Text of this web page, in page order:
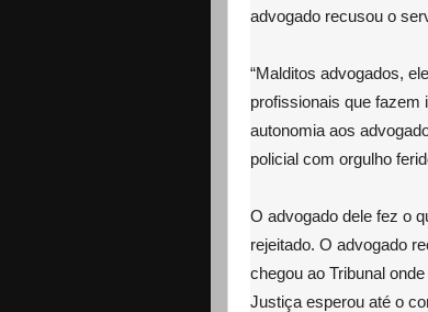
advogado recusou o
“Malditos advogados,
profissionais que fazem
autonomia aos
policial com orgulho
O advogado dele fez o
rejeitado. O advogado
chegou ao Tribunal
Justiça esperou até o